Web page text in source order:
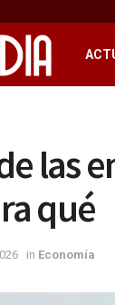
las
qué
in Economía